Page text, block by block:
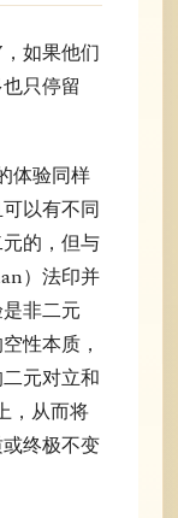
如果他们
只停留
体验同样
以有不同
的，但与
）法印并
非二元
性本质，
元对立和
，从而将
终极不变